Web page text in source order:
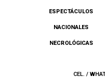
ESPECTÁCULOS
NACIONALES
NECROLÓGICAS
CEL. /